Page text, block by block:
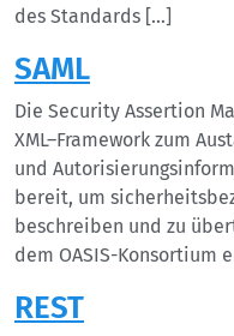
des Standards […]
SAML
Die Security Assertion
XML–Framework zum
und
bereit, um
beschreiben und zu
dem OASIS-Konsortium
REST